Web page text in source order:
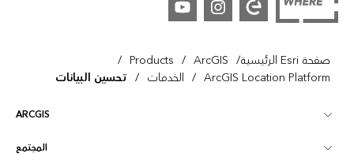
صفحة Esri الرئيسية /
ArcGIS
/
Products
/
ArcGIS Location Platform
/ الخدمات / تحسين البيانات
ARCGIS
نظرة عامة على ArcGIS المجتمع